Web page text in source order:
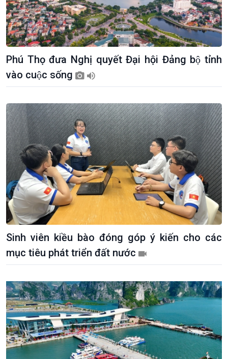
Xã hội
Khoa học & Công nghệ
Phú Thọ đưa Nghị quyết Đại hội Đảng bộ tỉnh
vào cuộc sống
Sinh viên kiều bào đóng góp ý kiến cho các
mục tiêu phát triển đất nước